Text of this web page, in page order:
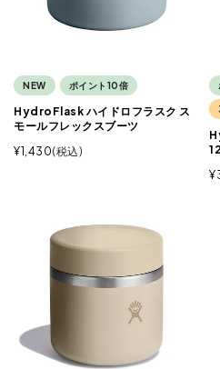
NEW ポイント10倍
HydroFlask ハイドロフラスク ス
モールフレックスブーツ
¥1,430 税込
¥